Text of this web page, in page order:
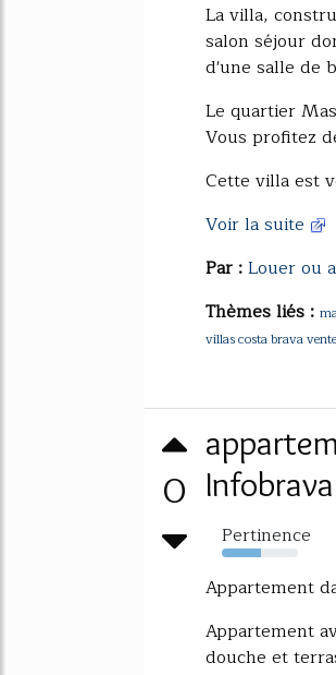
La villa,
salon séjour
d'une salle de
Le quartier
Vous profitez
Cette villa est
Voir la suite
Par :Louer ou
Thèmes liés :
villas costa brava vente
0 Infobrava
Pertinence
52%
Appartement
Appartement
douche et